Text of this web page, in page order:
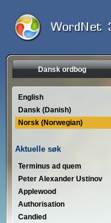
Dansk ordbog
English
Dansk (Danish)
Norsk (Norwegian)
Aktuelle søk
Terminus ad quem
Peter Alexander Ustinov
Applewood
Authorisation
Candied